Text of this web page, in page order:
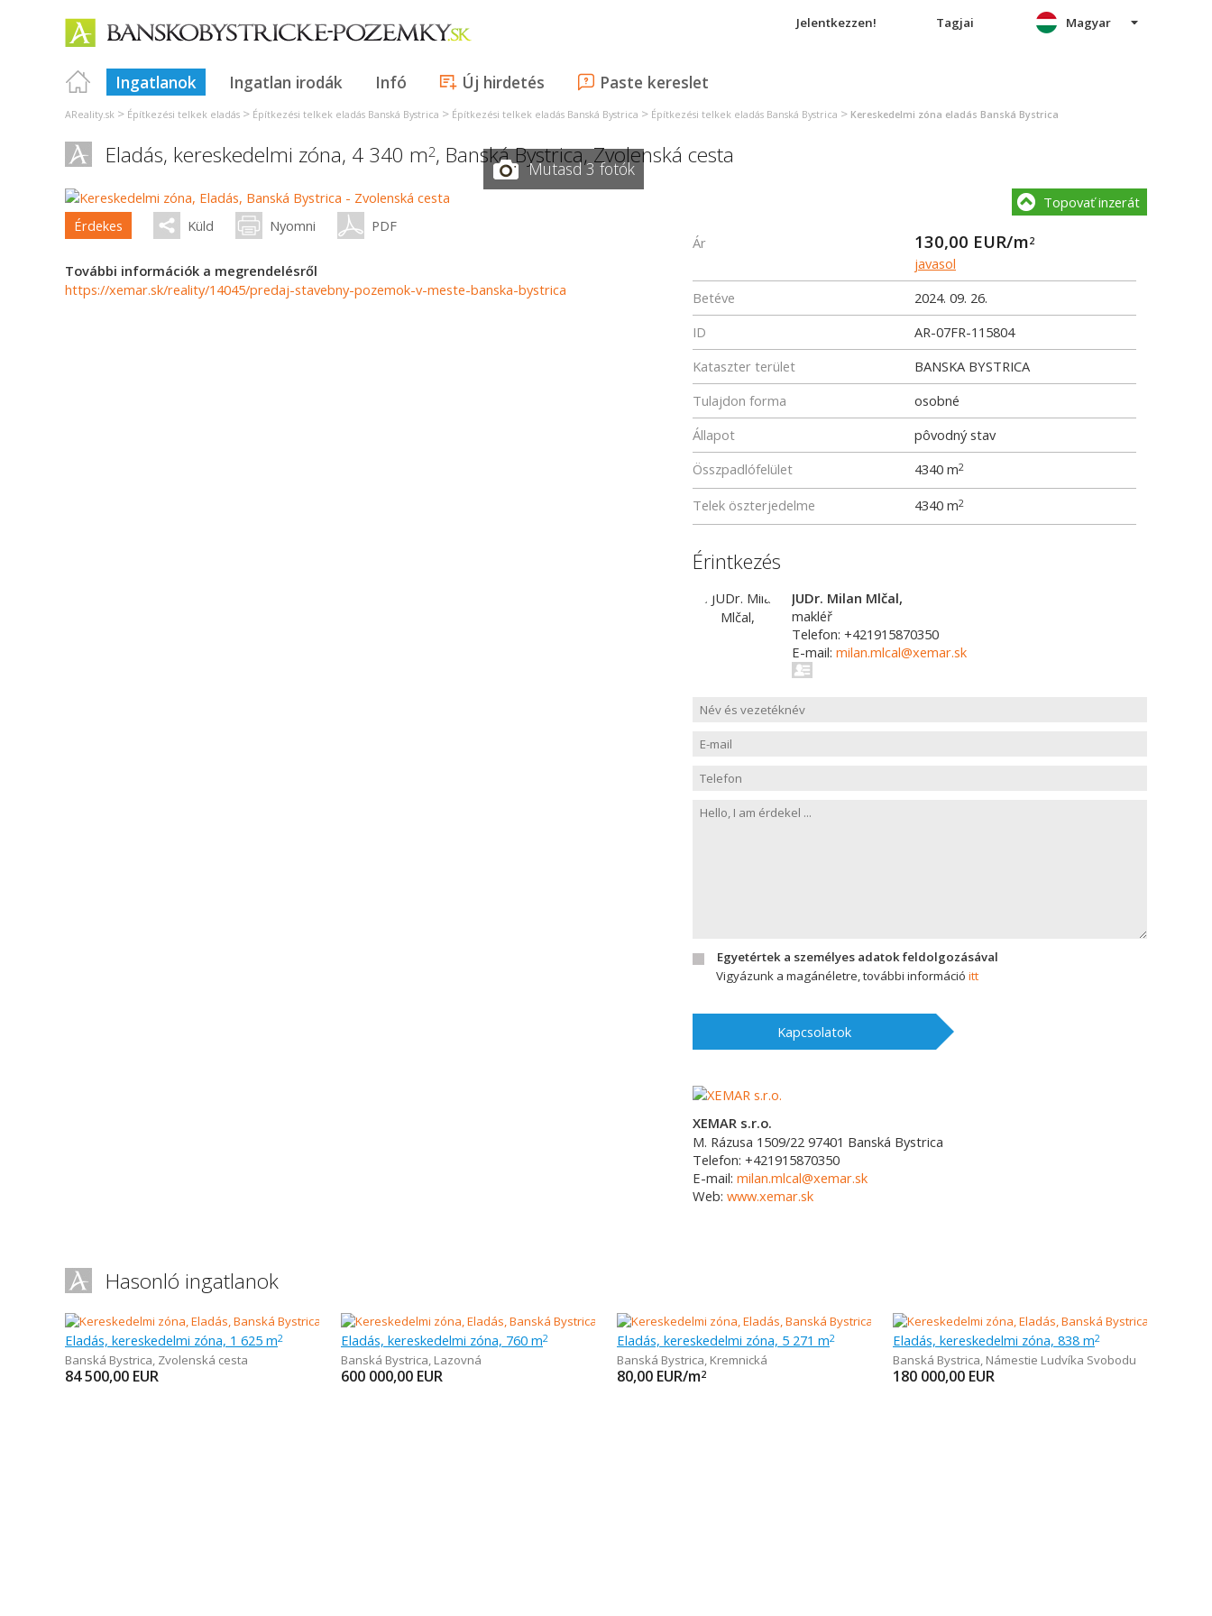
Jelentkezzen! Tagjai
Ingatlanok Ingatlan irodák Infó Új hirdetés Paste kereslet
Magyar
AReality.sk > Építkezési telkek eladás > Építkezési telkek eladás Banská Bystrica > Építkezési telkek eladás Banská Bystrica > Építkezési telkek eladás Banská Bystrica > Kereskedelmi zóna eladás Banská Bystrica
Eladás, kereskedelmi zóna, 4 340 m2, Banská Bystrica,Zvolenská cesta
Mutasd 3 fotók
Érdekes Küld Nyomni PDF
További információk a megrendelésről
https://xemar.sk/reality/14045/predaj-stavebny-pozemok-v-meste-banska-bystrica
Topovať inzerát
Ár 130,00 EUR/m2
javasol
Betéve
2024. 09. 26.
ID
AR-07FR-115804
Kataszter terület
BANSKA BYSTRICA
Tulajdon forma
osobné
Állapot
pôvodný stav
Összpadlófelület
4340 m2
Telek öszterjedelme 4340 m2
Érintkezés
JUDr. Milan Mlčal,
makléř
Telefon: +421915870350
E-mail: milan.mlcal@xemar.sk
Egyetértek a személyes adatok feldolgozásával
Vigyázunk a magánéletre, további információ itt
Kapcsolatok
XEMAR s.r.o.
M. Rázusa 1509/22 97401 Banská Bystrica
Telefon: +421915870350
E-mail: milan.mlcal@xemar.sk
Web: www.xemar.sk
Hasonló ingatlanok
Eladás, kereskedelmi zóna, 1 625 m2
Banská Bystrica, Zvolenská cesta
84 500,00 EUR
Eladás, kereskedelmi zóna, 760 m2
Banská Bystrica, Lazovná
600 000,00 EUR
Eladás, kereskedelmi zóna, 5 271 m2
Banská Bystrica, Kremnická
80,00 EUR/m2
Eladás, kereskedelmi zóna, 838 m2
Banská Bystrica, Námestie Ludvíka Svobodu
180 000,00 EUR